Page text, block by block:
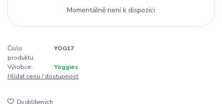
Momentálně není k dispozici
Číslo
produktu:
YOG17
Výrobce:
Yoggies
Hlídat cenu / dostupnost
Do oblíbených